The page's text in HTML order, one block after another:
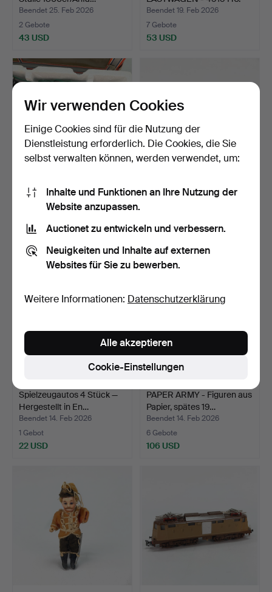
Beendet 25. Feb 2026
2 Gebote
43 USD
Beendet 19. Feb 2026
7 Gebote
53 USD
LIMA H0 GÜTERZUGSET -
Maßstab: H0 T43 Loko…
4 Gebote
Ein Spielzeuglaster,
1 Gebot
Spielzeugautos 4 Stück —
Hergestellt in En…
Beendet 14. Feb 2026
1 Gebot
22 USD
PAPER ARMY - Figuren aus
Papier, spätes 19…
Beendet 14. Feb 2026
6 Gebote
106 USD
Wir verwenden Cookies
Einige Cookies sind für die Nutzung der
Dienstleistung erforderlich. Die Cookies, die Sie
selbst verwalten können, werden verwendet, um:
Inhalte und Funktionen an Ihre Nutzung der
Website anzupassen.
Auctionet zu entwickeln und verbessern.
Neuigkeiten und Inhalte auf externen
Websites für Sie zu bewerben.
Weitere Informationen: Datenschutzerklärung
Cookie-Einstellungen
Alle akzeptieren